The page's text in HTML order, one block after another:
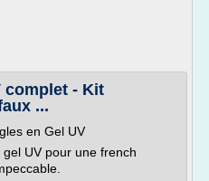
complet - Kit
...
en Gel UV
UV pour une french